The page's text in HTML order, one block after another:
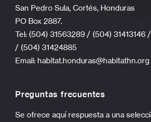
San Pedro Sula, Cortés, Honduras
PO Box 2887.
Tel: (504) 31563289 / (504) 31413146
/ (504) 31424885
Email: habitat.honduras@habitathn.org
Preguntas frecuentes
Se ofrece aquí respuesta a una